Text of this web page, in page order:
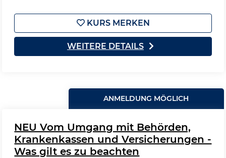
KURS MERKEN
WEITERE DETAILS
ANMELDUNG MÖGLICH
NEU Vom Umgang mit Behörden,
Krankenkassen und Versicherungen -
Was gilt es zu beachten